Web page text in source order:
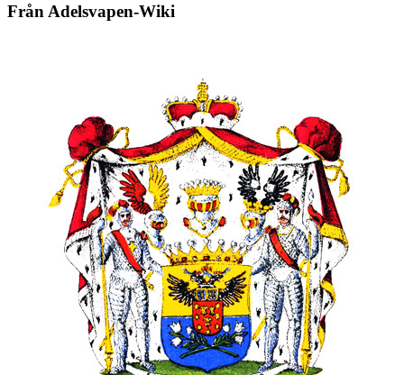
Från Adelsvapen-Wiki